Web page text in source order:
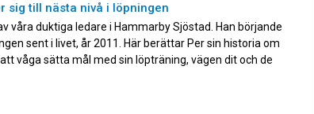
sig till nästa nivå i löpningen
våra duktiga ledare i Hammarby Sjöstad. Han börjande
sent i livet, år 2011. Här berättar Per sin historia om
våga sätta mål med sin löpträning, vägen dit och de